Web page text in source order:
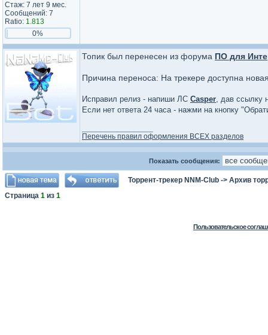
Стаж: 7 лет 9 мес.
Сообщений: 7
Ratio: 1.813
0%
Топик был перенесен из форума ПО для
Причина переноса: На трекере доступна
Исправил релиз - напиши ЛС Casper, дав ссылку
Если нет ответа 24 часа - нажми на кнопку
Перечень правил оформления ВСЕХ разделов
Показать сообщения:
Торрент-трекер NNM-Club -> Архив
Страница 1 из 1
Пользовательское